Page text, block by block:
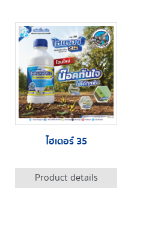
ไฮเตอร์ 35
Product details